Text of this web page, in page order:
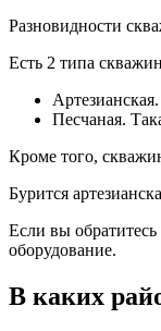
Разновидности
Есть 2 типа
Песчаная.
Кроме того,
Бурится
Если вы
оборудование.
В каких